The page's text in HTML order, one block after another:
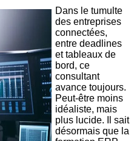
Dans le tumulte
des entreprises
connectées,
entre deadlines
et tableaux de
bord, ce
consultant
avance toujours.
Peut-être moins
idéaliste, mais
plus lucide. Il sait
désormais que la